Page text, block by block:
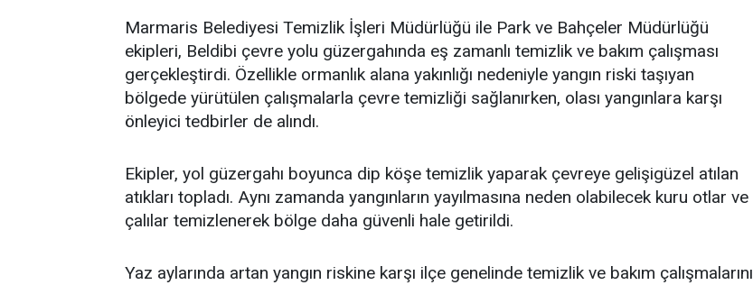
Marmaris Belediyesi Temizlik İşleri Müdürlüğü ile Park ve Bahçeler Müdürlüğü
ekipleri, Beldibi çevre yolu güzergahında eş zamanlı temizlik ve bakım çalışması
gerçekleştirdi. Özellikle ormanlık alana yakınlığı nedeniyle yangın riski taşıyan
bölgede yürütülen çalışmalarla çevre temizliği sağlanırken, olası yangınlara karşı
önleyici tedbirler de alındı.
Ekipler, yol güzergahı boyunca dip köşe temizlik yaparak çevreye gelişigüzel atılan
atıkları topladı. Aynı zamanda yangınların yayılmasına neden olabilecek kuru otlar ve
çalılar temizlenerek bölge daha güvenli hale getirildi.
Yaz aylarında artan yangın riskine karşı ilçe genelinde temizlik ve bakım çalışmalarını